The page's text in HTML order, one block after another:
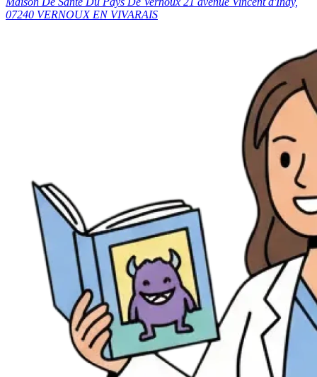
07240 VERNOUX EN VIVARAIS